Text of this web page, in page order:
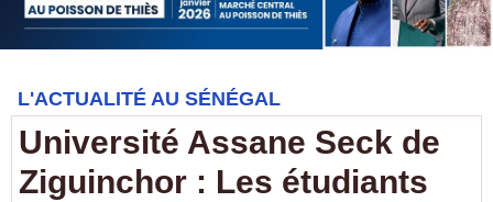
L'ACTUALITÉ AU SÉNÉGAL
Université Assane Seck de
Ziguinchor : Les étudiants